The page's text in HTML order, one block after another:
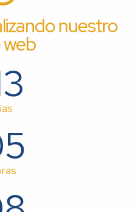
nuestro
web